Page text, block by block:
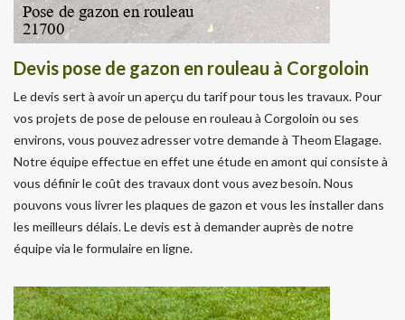
Devis pose de gazon en rouleau à Corgoloin
Le devis sert à avoir un aperçu du tarif pour tous les travaux. Pour
vos projets de pose de pelouse en rouleau à Corgoloin ou ses
environs, vous pouvez adresser votre demande à Theom Elagage.
Notre équipe effectue en effet une étude en amont qui consiste à
vous définir le coût des travaux dont vous avez besoin. Nous
pouvons vous livrer les plaques de gazon et vous les installer dans
les meilleurs délais. Le devis est à demander auprès de notre
équipe via le formulaire en ligne.